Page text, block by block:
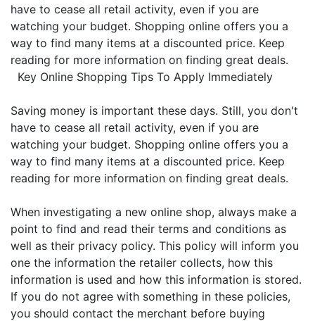
have to cease all retail activity, even if you are
watching your budget. Shopping online offers you a
way to find many items at a discounted price. Keep
reading for more information on finding great deals.
Key Online Shopping Tips To Apply Immediately
Saving money is important these days. Still, you don't
have to cease all retail activity, even if you are
watching your budget. Shopping online offers you a
way to find many items at a discounted price. Keep
reading for more information on finding great deals.
When investigating a new online shop, always make a
point to find and read their terms and conditions as
well as their privacy policy. This policy will inform you
one the information the retailer collects, how this
information is used and how this information is stored.
If you do not agree with something in these policies,
you should contact the merchant before buying